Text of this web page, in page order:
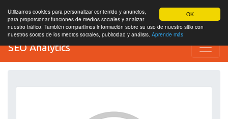
OK
Utilizamos cookies para personalizar contenido y anuncios,
para proporcionar funciones de medios sociales y analizar
nuestro tráfico. También compartimos información sobre su uso de nuestro sitio con
nuestros socios de los medios sociales, publicidad y análisis. Aprende más
SEO Analytics